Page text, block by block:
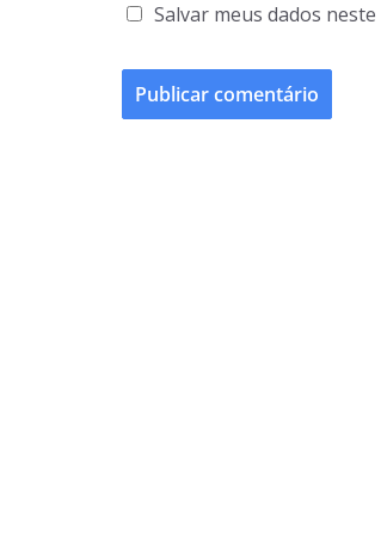
Salvar meus dados